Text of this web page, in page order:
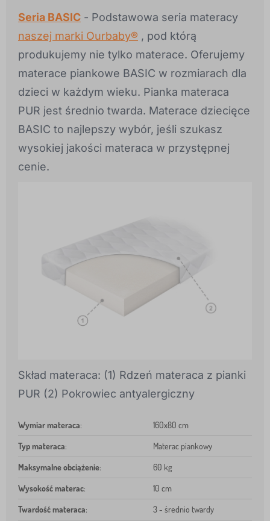
Seria BASIC - Podstawowa seria materacy
naszej marki Ourbaby® , pod którą
produkujemy nie tylko materace. Oferujemy
materace piankowe BASIC w rozmiarach dla
dzieci w każdym wieku. Pianka materaca
PUR jest średnio twarda. Materace dziecięce
BASIC to najlepszy wybór, jeśli szukasz
wysokiej jakości materaca w przystępnej
cenie.
Skład materaca: (1) Rdzeń materaca z pianki
PUR (2) Pokrowiec antyalergiczny
Wymiar materaca: 160x80 cm
Typ materaca: Materac piankowy
Maksymalne obciążenie: 60 kg
Wysokość materac: 10 cm
Twardość materaca:
3 - średnio twardy